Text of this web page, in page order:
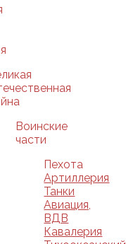
Воинские
части
Пехота
Артиллерия
Танки
Авиация,
ВДВ
Кавалерия